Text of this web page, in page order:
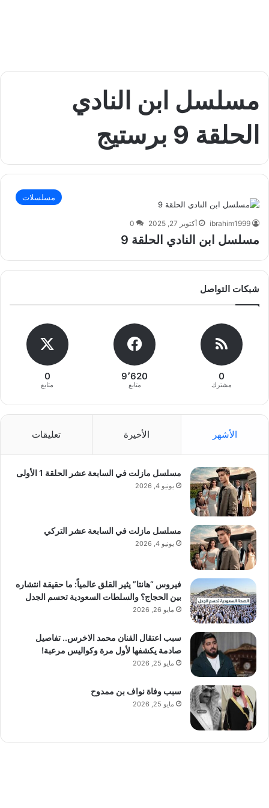
مسلسل ابن النادي
الحلقة 9 برستيج
مسلسلات
ibrahim1999 أكتوبر 27, 2025 0
مسلسل ابن النادي الحلقة 9
شبكات التواصل
0
مشترك
9٬620
متابع
0
متابع
الأشهر الأخيرة تعليقات
مسلسل مازلت في السابعة عشر الحلقة 1 الأولى
يونيو 4, 2026
مسلسل مازلت في السابعة عشر التركي
يونيو 4, 2026
فيروس “هانتا” يثير القلق عالمياً: ما حقيقة انتشاره
بين الحجاج؟ والسلطات السعودية تحسم الجدل
مايو 26, 2026
سبب اعتقال الفنان محمد الاخرس.. تفاصيل
صادمة يكشفها لأول مرة وكواليس مرعبة!
مايو 25, 2026
سبب وفاة نواف بن ممدوح
مايو 25, 2026